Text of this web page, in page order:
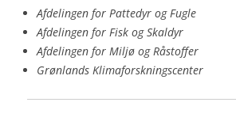
Afdelingen for Pattedyr og Fugle
Afdelingen for Fisk og Skaldyr
Afdelingen for Miljø og Råstoffer
Grønlands Klimaforskningscenter